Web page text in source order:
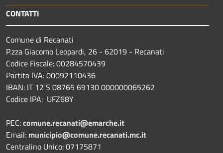
CONTATTI
Comune di Recanati
P.zza Giacomo Leopardi, 26 - 62019 - Recanati
Codice Fiscale: 00284570439
Partita IVA: 00092110436
IBAN: IT 12 S 08765 69130 000000065262
Codice IPA: UFZ68Y
PEC:comune.recanati@emarche.it
Email: municipio@comune.recanati.mc.it
Centralino Unico: 07175871